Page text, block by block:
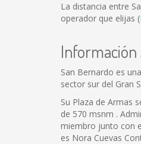
La distancia entre
operador que elijas (
Información
San Bernardo es
sector sur del Gran
Su Plaza de Armas
de 570 msnm .
miembro junto con
es Nora Cuevas